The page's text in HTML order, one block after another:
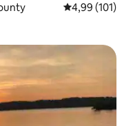
4,99 (101)